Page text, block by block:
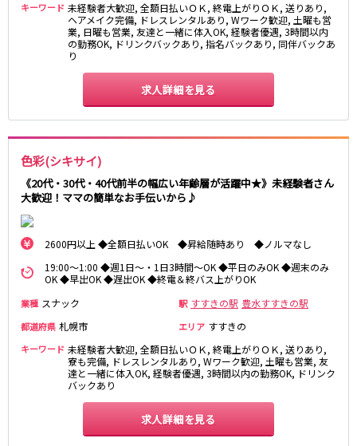
キーワード 未経験者大歓迎, 全額日払いＯＫ, 終電上がりＯＫ, 送りあり,
ヘアメイク完備, ドレスレンタルあり, Wワーク歓迎, 土曜も営
業, 日曜も営業, 友達と一緒に体入OK, 経験者優遇, 3時間以内
の勤務OK, ドリンクバックあり, 指名バックあり, 同伴バックあ
り
求人詳細を見る
色彩(シキサイ)
《20代・30代・40代前半の幅広い年齢層が活躍中★》未経験者さん
大歓迎！ママの簡単なお手伝いから♪
2600円以上 ◆全額日払いOK ◆昇給随時あり ◆ノルマなし
19:00～1:00 ◆週1日～・1日3時間～OK ◆平日のみOK ◆週末のみ
OK ◆早出OK ◆遅出OK ◆終電＆終バス上がりOK
業種 スナック 駅 すすきの駅 豊水すすきの駅
都道府県 札幌市 エリア すすきの
キーワード 未経験者大歓迎, 全額日払いＯＫ, 終電上がりＯＫ, 送りあり,
寮も完備, ドレスレンタルあり, Wワーク歓迎, 土曜も営業, 友
達と一緒に体入OK, 経験者優遇, 3時間以内の勤務OK, ドリンク
バックあり
求人詳細を見る